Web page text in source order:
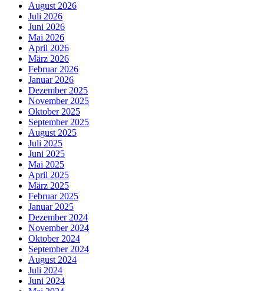
August 2026
Juli 2026
Juni 2026
Mai 2026
April 2026
März 2026
Februar 2026
Januar 2026
Dezember 2025
November 2025
Oktober 2025
September 2025
August 2025
Juli 2025
Juni 2025
Mai 2025
April 2025
März 2025
Februar 2025
Januar 2025
Dezember 2024
November 2024
Oktober 2024
September 2024
August 2024
Juli 2024
Juni 2024